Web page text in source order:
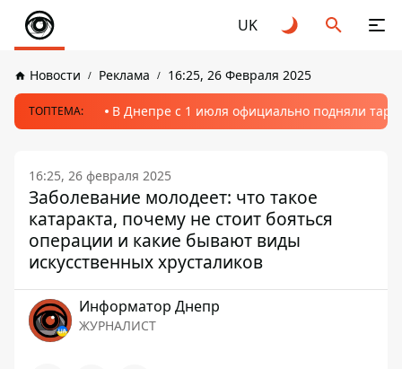
UK
Новости Реклама 16:25, 26 Февраля 2025
ТОПТЕМА: В Днепре с 1 июля официально подняли
16:25, 26 февраля 2025
Заболевание молодеет: что такое
катаракта, почему не стоит бояться
операции и какие бывают виды
искусственных хрусталиков
Информатор Днепр
ЖУРНАЛИСТ